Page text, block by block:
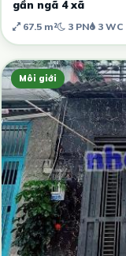
gần ngã 4 xã
67.5 m² 3 PN 3 WC
Môi giới